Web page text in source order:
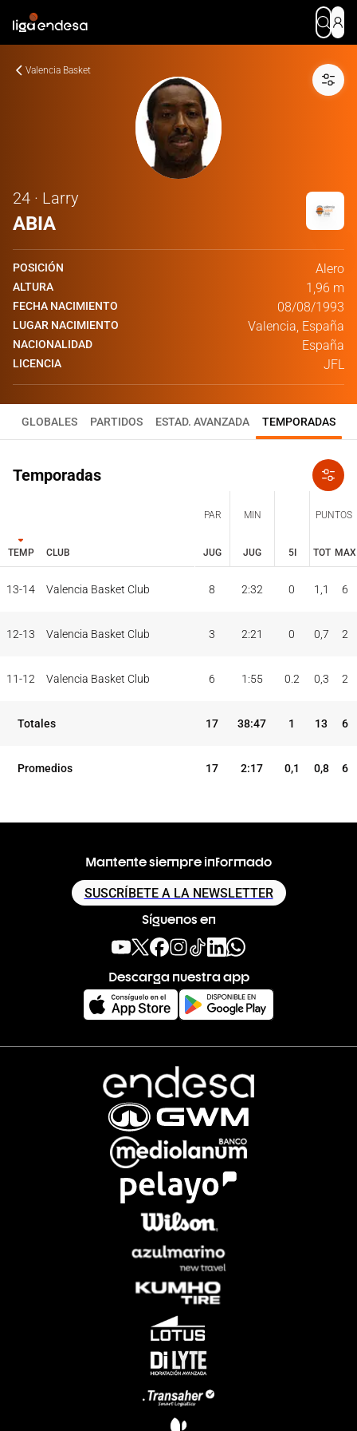
Valencia Basket
24 · Larry
ABIA
POSICIÓN Alero
ALTURA 1,96 m
FECHA NACIMIENTO 08/08/1993
LUGAR NACIMIENTO Valencia, España
NACIONALIDAD España
LICENCIA JFL
GLOBALES PARTIDOS ESTAD. AVANZADA TEMPORADAS
Temporadas
TEMP CLUB
PAR MIN
5I
PUNTOS
JUG JUG TOT MAX
TEMP CLUB
PAR MIN
5I
PUNTOS
13-14 Valencia Basket Club 8 2:32 0 1,1 6
12-13 Valencia Basket Club 3 2:21 0 0,7 2
11-12 Valencia Basket Club 6 1:55 0.2 0,3 2
Totales 17 38:47 1 13 6
Promedios 17 2:17 0,1 0,8 6
Mantente siempre informado
SUSCRÍBETE A LA NEWSLETTER
Síguenos en
Descarga nuestra app